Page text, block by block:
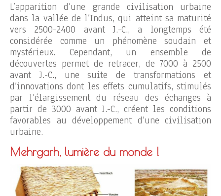
L’apparition d’une grande civilisation urbaine
dans la vallée de l’Indus, qui atteint sa maturité
vers 2500-2400 avant J.-C., a longtemps été
considérée comme un phénomène soudain et
mystérieux. Cependant, un ensemble de
découvertes permet de retracer, de 7000 à 2500
avant J.-C., une suite de transformations et
d’innovations dont les effets cumulatifs, stimulés
par l’élargissement du réseau des échanges à
partir de 3000 avant J.-C., créent les conditions
favorables au développement d’une civilisation
urbaine.
Mehrgarh, lumière du monde !